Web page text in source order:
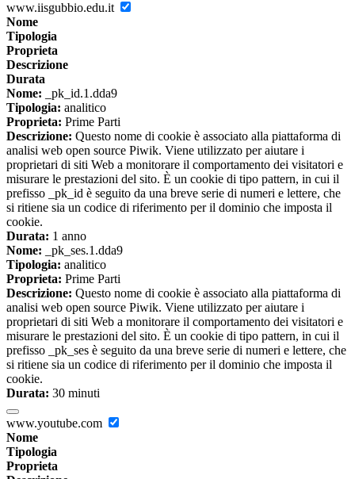
www.iisgubbio.edu.it
Nome
Tipologia
Proprieta
Descrizione
Durata
Nome: _pk_id.1.dda9
Tipologia: analitico
Proprieta: Prime Parti
Descrizione: Questo nome di cookie è associato alla piattaforma di
analisi web open source Piwik. Viene utilizzato per aiutare i
proprietari di siti Web a monitorare il comportamento dei visitatori e
misurare le prestazioni del sito. È un cookie di tipo pattern, in cui il
prefisso _pk_id è seguito da una breve serie di numeri e lettere, che
si ritiene sia un codice di riferimento per il dominio che imposta il
cookie.
Durata: 1 anno
Nome: _pk_ses.1.dda9
Tipologia: analitico
Proprieta: Prime Parti
Descrizione: Questo nome di cookie è associato alla piattaforma di
analisi web open source Piwik. Viene utilizzato per aiutare i
proprietari di siti Web a monitorare il comportamento dei visitatori e
misurare le prestazioni del sito. È un cookie di tipo pattern, in cui il
prefisso _pk_ses è seguito da una breve serie di numeri e lettere, che
si ritiene sia un codice di riferimento per il dominio che imposta il
cookie.
Durata: 30 minuti
www.youtube.com
Nome
Tipologia
Proprieta